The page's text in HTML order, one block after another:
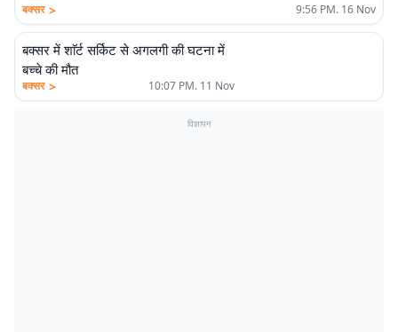
बक्सर > 9:56 PM. 16 Nov
बक्सर में शाॅर्ट सर्किट से अगलगी की घटना में
बच्चे की मौत
बक्सर > 10:07 PM. 11 Nov
विज्ञापन